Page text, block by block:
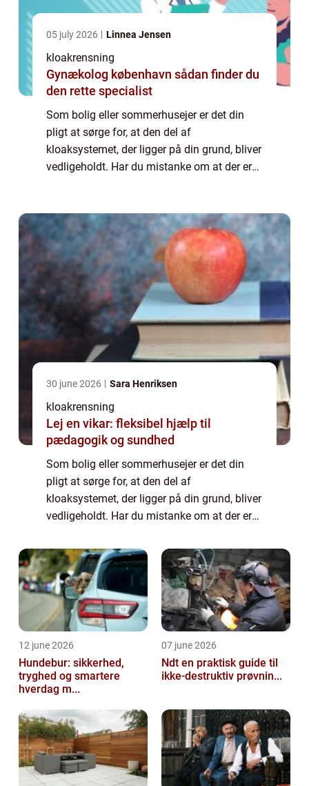
05 july 2026 Linnea Jensen
kloakrensning
Gynækolog københavn sådan finder du
den rette specialist
Som bolig eller sommerhusejer er det din
pligt at sørge for, at den del af
kloaksystemet, der ligger på din grund, bliver
vedligeholdt. Har du mistanke om at der er
30 june 2026 Sara Henriksen
kloakrensning
Lej en vikar: fleksibel hjælp til
pædagogik og sundhed
Som bolig eller sommerhusejer er det din
pligt at sørge for, at den del af
kloaksystemet, der ligger på din grund, bliver
vedligeholdt. Har du mistanke om at der er
eller det tager lang tid, før vandet forsvi...
12 june 2026
Hundebur: sikkerhed,
tryghed og smartere
hverdag m...
07 june 2026
Ndt en praktisk guide til
ikke-destruktiv prøvnin...